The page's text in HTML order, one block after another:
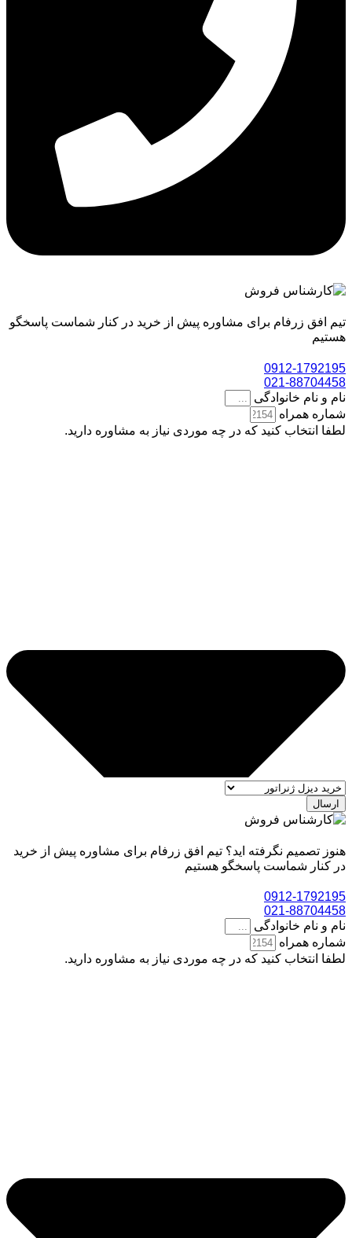
تیم افق زرفام برای مشاوره پیش از خرید در کنار شماست پاسخگو
هستیم
0912-1792195
021-88704458
نام و نام خانوادگی
شماره همراه
لطفا انتخاب کنید که در چه موردی نیاز به مشاوره دارید.
ارسال
هنوز تصمیم نگرفته اید؟ تیم افق زرفام برای مشاوره پیش از خرید
در کنار شماست پاسخگو هستیم
0912-1792195
021-88704458
نام و نام خانوادگی
شماره همراه
لطفا انتخاب کنید که در چه موردی نیاز به مشاوره دارید.